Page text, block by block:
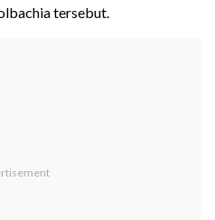
tersebut.